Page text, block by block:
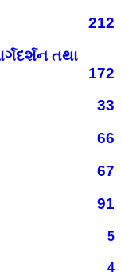
212
તથા
172
33
66
67
91
5
4